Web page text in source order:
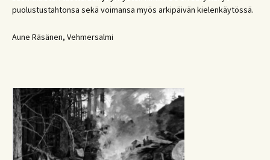
puolustustahtonsa sekä voimansa myös arkipäivän kielenkäytössä.
Aune Räsänen, Vehmersalmi